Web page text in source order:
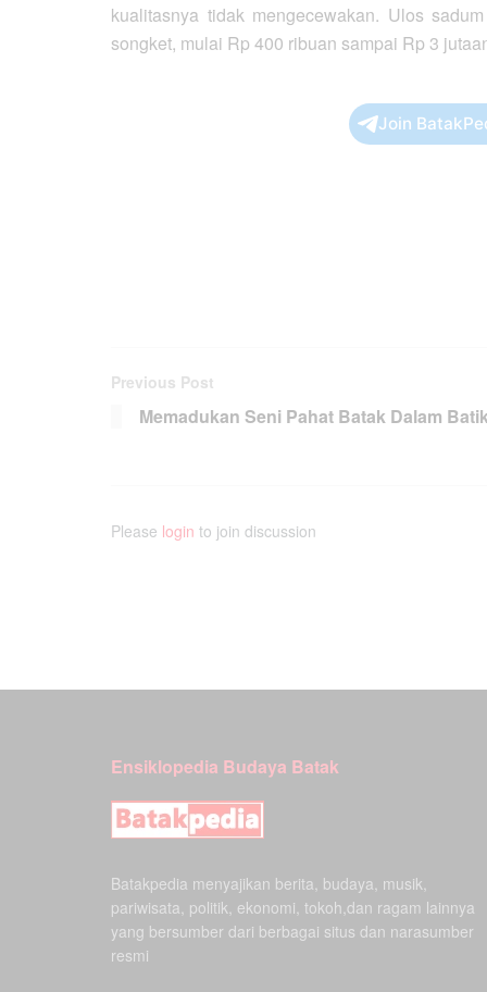
kualitasnya tidak mengecewakan. Ulos
songket, mulai Rp 400 ribuan sampai Rp 3
Join
Previous Post
Memadukan Seni Pahat Batak Dalam
Please login to join discussion
Ensiklopedia Budaya Batak
Batakpedia menyajikan berita, budaya, musik,
pariwisata, politik, ekonomi, tokoh,dan ragam lainnya
yang bersumber dari berbagai situs dan narasumber
resmi